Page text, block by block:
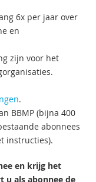
6x per jaar over
en
zijn voor het
.
BBMP (bijna 400
abonnees
instructies).
en krijg het
u als abonnee de